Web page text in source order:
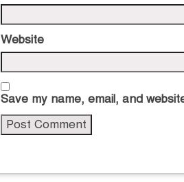
Website
Save my name, email, and